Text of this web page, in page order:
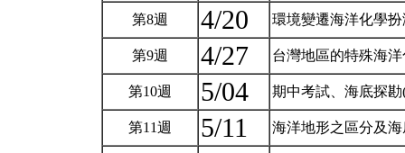
第8週 4/20 環境變遷海洋化學
第9週 4/27 台灣地區的特殊海
第10週 5/04 期中考試、海底探
第11週 5/11 海洋地形之區分及